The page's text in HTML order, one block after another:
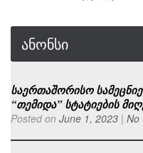
ანონსი
საერთაშორისო
“თემიდა” სტატიების
Posted on June 1, 2023 | No